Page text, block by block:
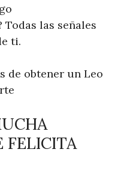
las señales
ti.
de obtener un Leo
FELICITA